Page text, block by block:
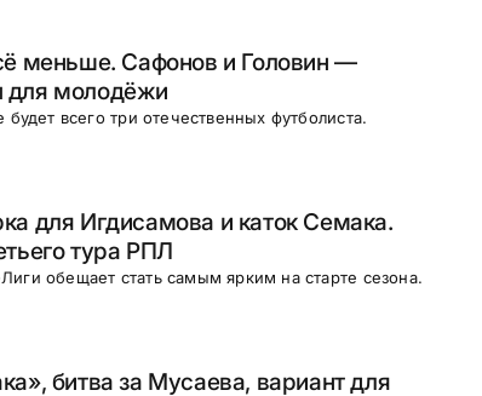
меньше. Сафонов и Головин —
для молодёжи
всего три отечественных футболиста.
для Игдисамова и каток Семака.
тура РПЛ
обещает стать самым ярким на старте сезона.
битва за Мусаева, вариант для